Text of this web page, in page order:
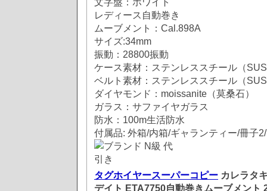
レディース自動巻き
ムーブメント：Cal.898A
サイズ:34mm
振動：28800振動
ケース素材：ステンレススチール（
ベルト素材：ステンレススチール（
ダイヤモンド：moissanite（莫桑石）
ガラス：サファイヤガラス
防水：100m生活防水
付属品: 外箱/内箱/ギャランティー/冊子
タグホイヤースーパーコピー カレラタ
デイト ETA7750自動巻きムーブメント